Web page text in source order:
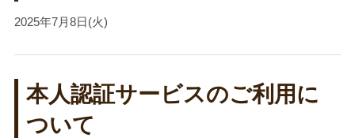
2025年7月8日(火)
本人認証サービスのご利用に
ついて